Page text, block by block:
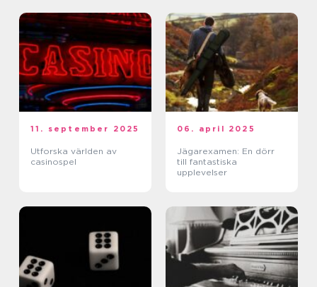
11. september 2025
Utforska världen av
casinospel
06. april 2025
Jägarexamen: En dörr
till fantastiska
upplevelser